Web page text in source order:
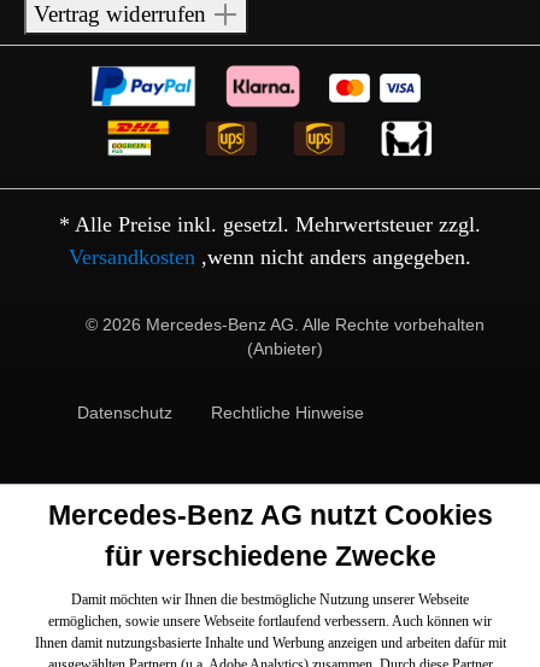
Vertrag widerrufen
* Alle Preise inkl. gesetzl. Mehrwertsteuer zzgl.
Versandkosten ,wenn nicht anders angegeben.
© 2026 Mercedes-Benz AG. Alle Rechte vorbehalten
(Anbieter)
Datenschutz Rechtliche Hinweise
Mercedes-Benz AG nutzt Cookies
für verschiedene Zwecke
Damit möchten wir Ihnen die bestmögliche Nutzung unserer Webseite
ermöglichen, sowie unsere Webseite fortlaufend verbessern. Auch können wir
Ihnen damit nutzungsbasierte Inhalte und Werbung anzeigen und arbeiten dafür mit